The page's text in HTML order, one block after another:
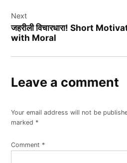
Next
जहरीली विचारधारा! Short
with Moral
Leave a comment
Your email address will not be
marked *
Comment *